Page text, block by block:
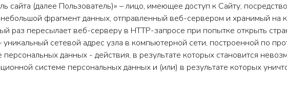
сайта (далее Пользователь)» – лицо, имеющее доступ к Сайту,
фрагмент данных, отправленный веб-сервером и хранимый на
раз пересылает веб-серверу в HTTP-запросе при попытке открыть
сетевой адрес узла в компьютерной сети, построенной по
данных - действия, в результате которых становится
системе персональных данных и (или) в результате которых